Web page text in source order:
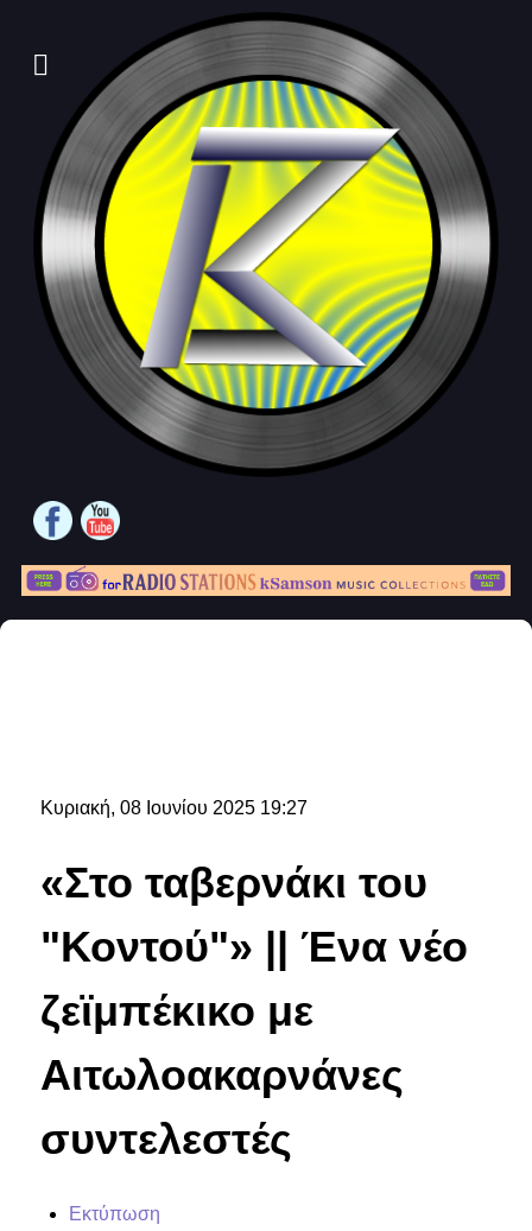
Κυριακή, 08 Ιουνίου 2025 19:27
«Στο ταβερνάκι του
"Κοντού"» || Ένα νέο
ζεϊμπέκικο με
Αιτωλοακαρνάνες
συντελεστές
Εκτύπωση